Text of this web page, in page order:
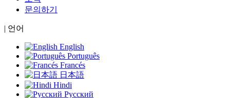
문의하기
| 언어
English
Português
Francés
日本語
Hindi
Русский